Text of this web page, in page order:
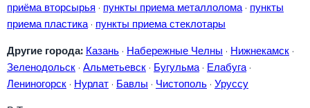
приёма вторсырья · пункты приема металлолома· пункты
приема пластика· пункты приема стеклотары
Другие города: Казань · Набережные Челны · Нижнекамск ·
Зеленодольск · Альметьевск · Бугульма· Елабуга·
Лениногорск · Нурлат · Бавлы · Чистополь · Уруссу